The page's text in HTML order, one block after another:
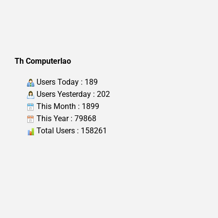
Th Computerlao
Users Today : 189
Users Yesterday : 202
This Month : 1899
This Year : 79868
Total Users : 158261